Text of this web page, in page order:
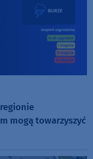
mogą towarzyszyć